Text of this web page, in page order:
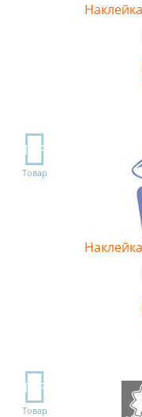
TOP
Товар
TOP
Товар